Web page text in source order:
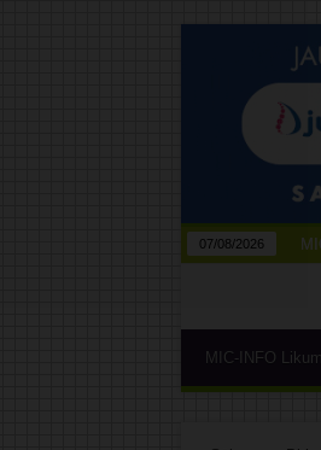
07/08/2026
MIC-INFO